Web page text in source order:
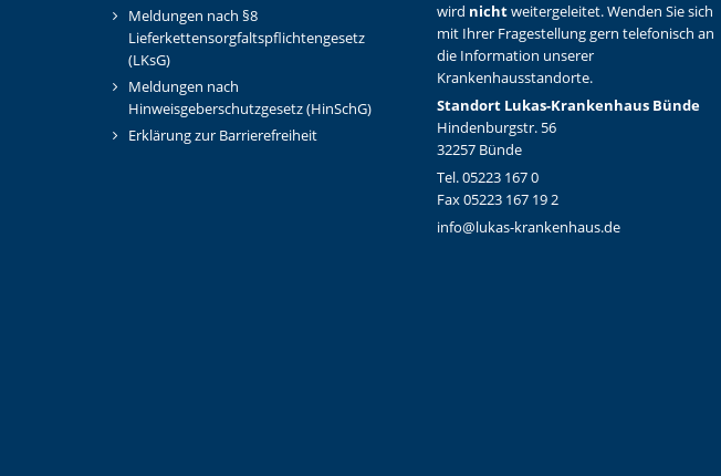
Meldungen nach §8
Lieferkettensorgfaltspflichtengesetz
(LKsG)
Meldungen nach
Hinweisgeberschutzgesetz (HinSchG)
Erklärung zur Barrierefreiheit
wird nichtweitergeleitet. Wenden Sie sich
mit Ihrer Fragestellung gern telefonisch an
die Information unserer
Krankenhausstandorte.
Standort Lukas-Krankenhaus Bünde
Hindenburgstr. 56
32257 Bünde
Tel. 05223 167 0
Fax 05223 167 19 2
info@lukas-krankenhaus.de